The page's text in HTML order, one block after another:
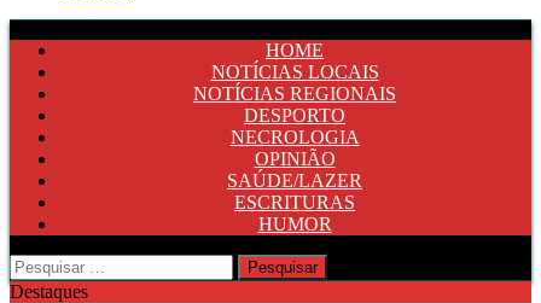
HOME
NOTÍCIAS LOCAIS
NOTÍCIAS REGIONAIS
DESPORTO
NECROLOGIA
OPINIÃO
SAÚDE/LAZER
ESCRITURAS
HUMOR
Pesquisar
por:
Destaques